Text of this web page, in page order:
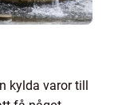
kylda varor till